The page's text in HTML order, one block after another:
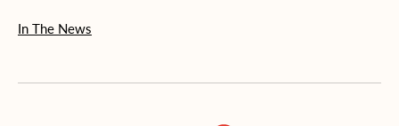
In The News